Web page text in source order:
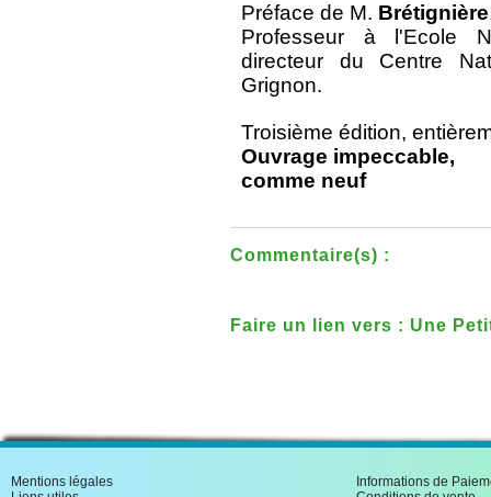
Préface de M. Brétignière
Professeur à l'Ecole
directeur du Centre
Grignon.
Troisième édition,
Ouvrage impeccable,
comme neuf
Commentaire(s) :
Faire un lien vers : Une
Mentions légales
Informations de